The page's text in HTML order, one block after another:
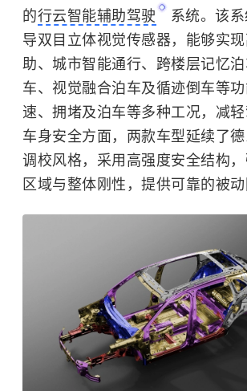
的行云智能辅助驾驶
系统。该
导双目立体视觉传感器，能够实
助、城市智能通行、跨楼层记忆
车、视觉融合泊车及循迹倒车等
速、拥堵及泊车等多种工况，减轻
车身安全方面，两款车型延续了
调校风格，采用高强度安全结构
区域与整体刚性，提供可靠的被动